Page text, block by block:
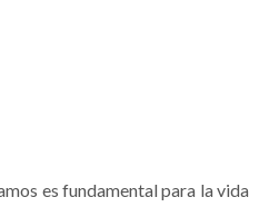
es fundamental para la vida